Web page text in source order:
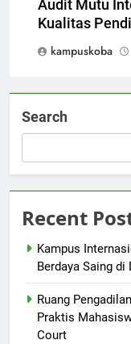
Audit Mutu
Kualitas
kampuskoba
Search
Recent
Kampus
Berdaya Saing di
Ruang
Praktis
Court